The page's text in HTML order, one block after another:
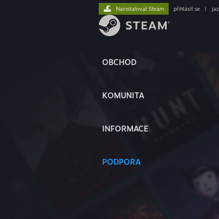
OBCHOD
KOMUNITA
INFORMACE
PODPORA
Nainstalovat Steam přihlásit se